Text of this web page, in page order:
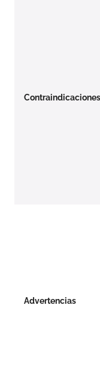
Contraindicaciones
Advertencias